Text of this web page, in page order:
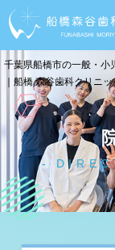
千葉県船橋市の一般・小
｜船橋 森谷歯科クリニッ